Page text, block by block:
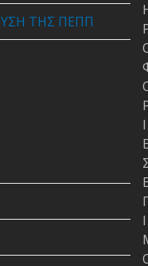
ΤΗΣ ΠΕΠΠ
Ι
Ι